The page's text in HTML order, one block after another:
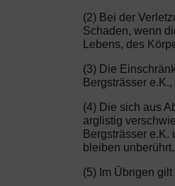
(2) Bei der
Schaden, wenn
Lebens, des
(3) Die
Bergsträsser
(4) Die sich aus
arglistig
Bergsträsser
bleiben unberührt.
(5) Im Übrigen